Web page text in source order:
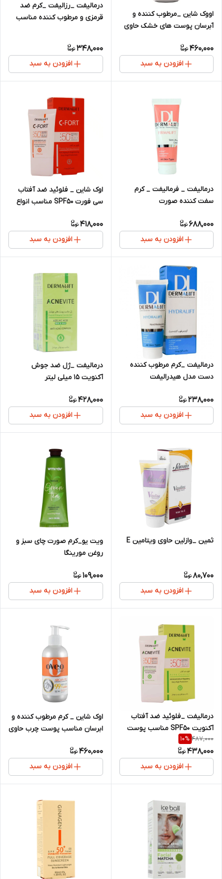
اووک شاین _مرطوب کننده و
آبرسان پوست های خشک حاوی
460,000
افزودن به سبد
درمالیفت _رزالیفت _کرم ضد
قرمزی و مرطوب کننده مناسب
348,000
افزودن به سبد
درمالیفت _ فرمالیفت _ کرم
سفت کننده صورت
688,000
افزودن به سبد
اوک شاین _ فلوئید ضد آفتاب
سی فورت SPF50 مناسب انواع
418,000
افزودن به سبد
درمالیفت _کرم مرطوب کننده
دست مدل هیدرالیفت
238,000
افزودن به سبد
درمالیفت _ژل ضد جوش
آکنویت 15 میلی لیتر
428,000
افزودن به سبد
ثمین _وازلین حاوی ویتامین E
80,700
افزودن به سبد
ویت یو_کرم صورت چای سبز و
روغن مورینگا
109,000
افزودن به سبد
درمالیفت _فلوئید ضد آفتاب
آکنویت SPF50 مناسب پوست
های چرب و جوشدار
487,000
10%
438,000
افزودن به سبد
اوک شاین _ کرم مرطوب کننده و
ابرسان مناسب پوست چرب حاوی
460,000
افزودن به سبد